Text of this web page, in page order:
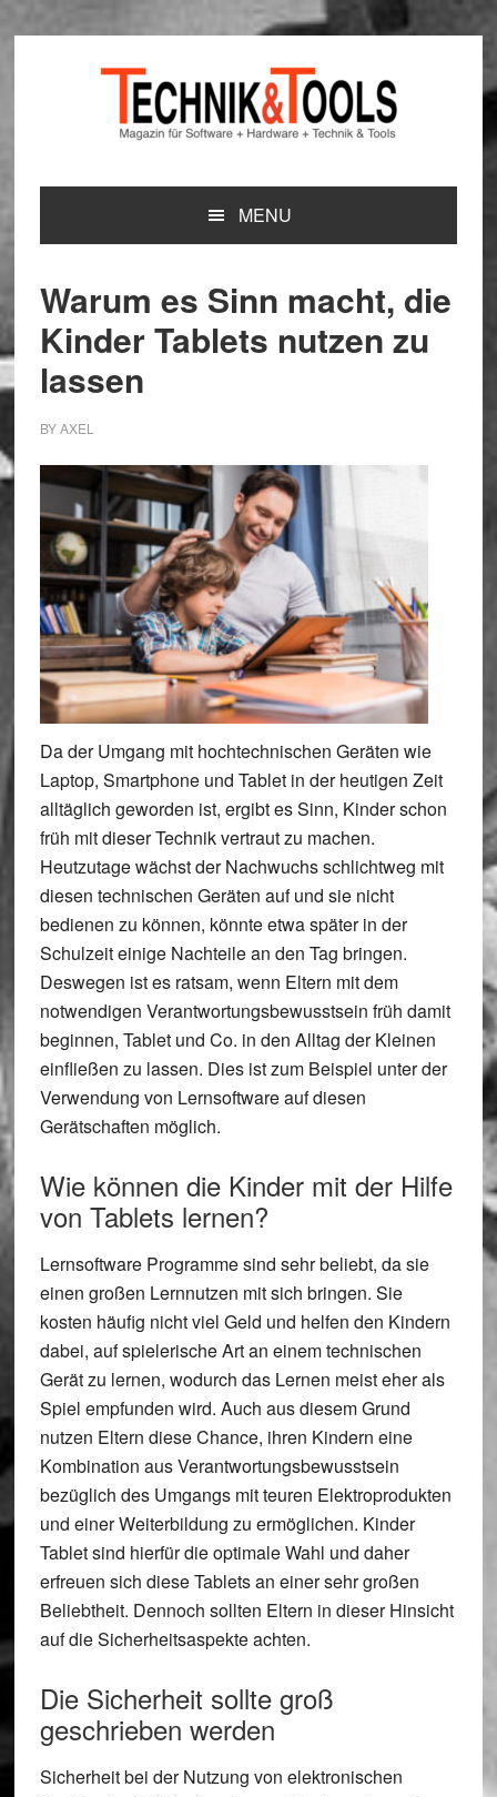
Hauptnavigation
Inhalt
Seitenspalte
MENU
Warum es Sinn macht, die
Kinder Tablets nutzen zu
lassen
BYAXEL
Da der Umgang mit hochtechnischen Geräten wie
Laptop, Smartphone und Tablet in der heutigen Zeit
alltäglich geworden ist, ergibt es Sinn, Kinder schon
früh mit dieser Technik vertraut zu machen.
Heutzutage wächst der Nachwuchs schlichtweg mit
diesen technischen Geräten auf und sie nicht
bedienen zu können, könnte etwa später in der
Schulzeit einige Nachteile an den Tag bringen.
Deswegen ist es ratsam, wenn Eltern mit dem
notwendigen Verantwortungsbewusstsein früh damit
beginnen, Tablet und Co. in den Alltag der Kleinen
einfließen zu lassen. Dies ist zum Beispiel unter der
Verwendung von Lernsoftware auf diesen
Gerätschaften möglich.
Wie können die Kinder mit der Hilfe
von Tablets lernen?
Lernsoftware Programme sind sehr beliebt, da sie
einen großen Lernnutzen mit sich bringen. Sie
kosten häufig nicht viel Geld und helfen den Kindern
dabei, auf spielerische Art an einem technischen
Gerät zu lernen, wodurch das Lernen meist eher als
Spiel empfunden wird. Auch aus diesem Grund
nutzen Eltern diese Chance, ihren Kindern eine
Kombination aus Verantwortungsbewusstsein
bezüglich des Umgangs mit teuren Elektroprodukten
und einer Weiterbildung zu ermöglichen. Kinder
Tablet sind hierfür die optimale Wahl und daher
erfreuen sich diese Tablets an einer sehr großen
Beliebtheit. Dennoch sollten Eltern in dieser Hinsicht
auf die Sicherheitsaspekte achten.
Die Sicherheit sollte groß
geschrieben werden
Sicherheit bei der Nutzung von elektronischen